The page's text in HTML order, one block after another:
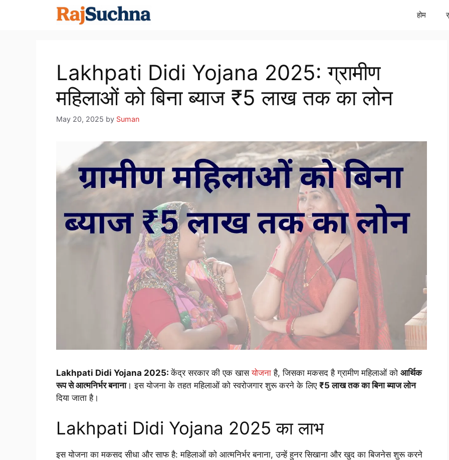
होम
Lakhpati Didi Yojana 2025: ग्रामीण
महिलाओं को बिना ब्याज ₹5 लाख तक का लोन
May 20, 2025 by Suman
Lakhpati Didi Yojana 2025:केंद्र सरकार की एक खासयोजना है, जिसका मकसद है ग्रामीण महिलाओं को आर्थिक
रूप से आत्मनिर्भर बनाना। इस योजना के तहत महिलाओं को स्वरोजगार शुरू करने के लिए ₹5 लाख तक का बिना ब्याज लोन
दिया जाता है।
Lakhpati Didi Yojana 2025 का लाभ
इस योजना का मकसद सीधा और साफ है: महिलाओं को आत्मनिर्भर बनाना, उन्हें हुनर सिखाना और खुद का बिजनेस शुरू करने